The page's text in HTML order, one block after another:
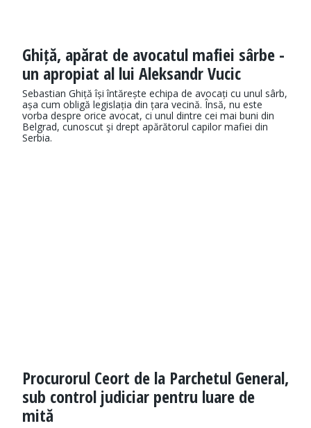
Ghiță, apărat de avocatul mafiei sârbe -
un apropiat al lui Aleksandr Vucic
Sebastian Ghiță își întărește echipa de avocați cu unul sârb,
așa cum obligă legislația din țara vecină. Însă, nu este
vorba despre orice avocat, ci unul dintre cei mai buni din
Belgrad, cunoscut şi drept apărătorul capilor mafiei din
Serbia.
Procurorul Ceort de la Parchetul General,
sub control judiciar pentru luare de
mită